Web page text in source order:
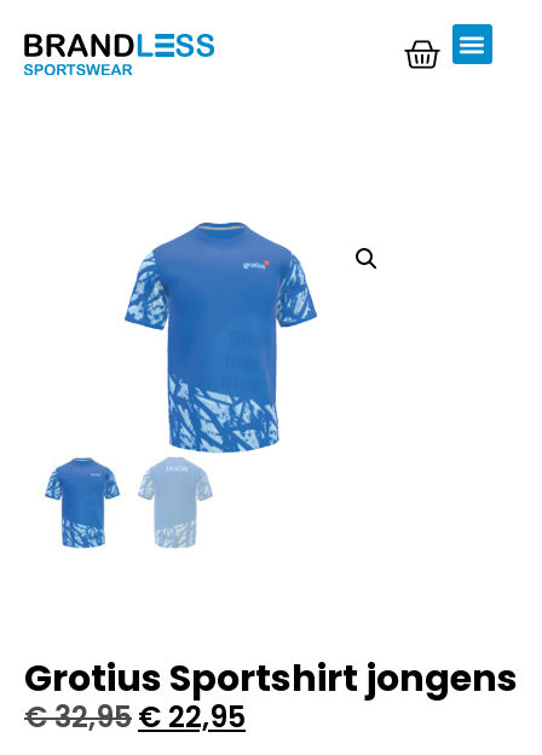
Grotius Sportshirt jongens
€32,95€ 22,95